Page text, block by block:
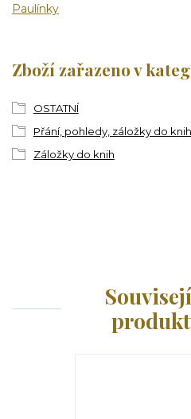
Paulínky
Zboží zařazeno v
OSTATNÍ
Přání, pohledy, záložky do knih
Záložky do knih